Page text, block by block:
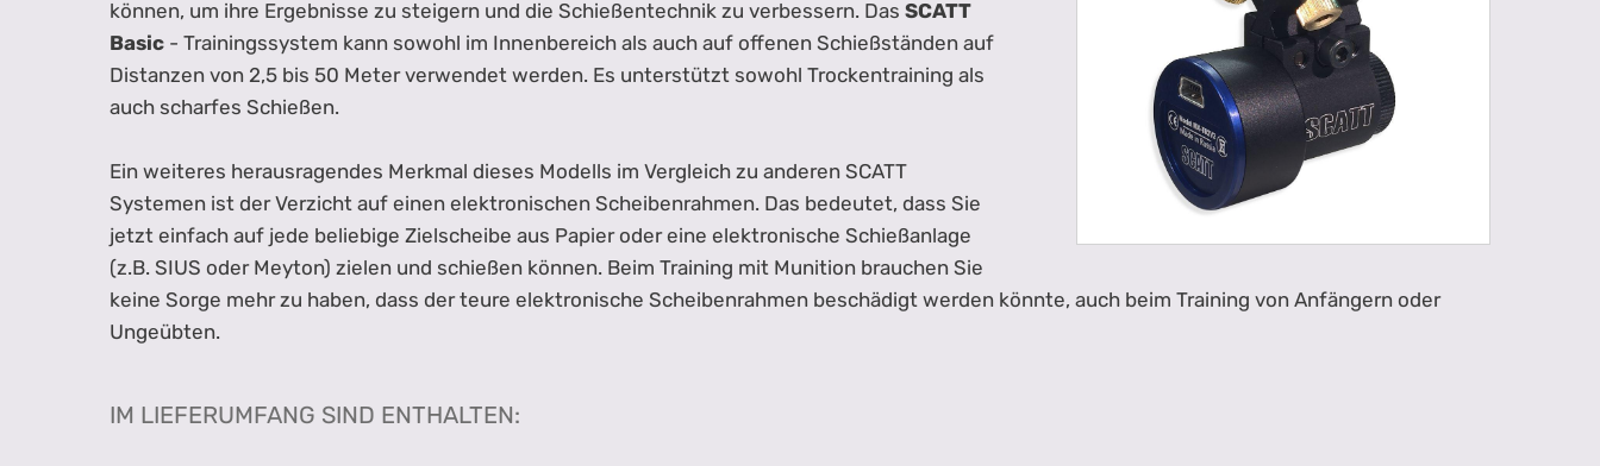
können, um ihre Ergebnisse zu steigern und die Schießentechnik zu verbessern. Das SCATT
Basic - Trainingssystem kann sowohl im Innenbereich als auch auf offenen Schießständen auf
Distanzen von 2,5 bis 50 Meter verwendet werden. Es unterstützt sowohl Trockentraining als
auch scharfes Schießen.
Ein weiteres herausragendes Merkmal dieses Modells im Vergleich zu anderen SCATT
Systemen ist der Verzicht auf einen elektronischen Scheibenrahmen. Das bedeutet, dass Sie
jetzt einfach auf jede beliebige Zielscheibe aus Papier oder eine elektronische Schießanlage
(z.B. SIUS oder Meyton) zielen und schießen können. Beim Training mit Munition brauchen Sie
keine Sorge mehr zu haben, dass der teure elektronische Scheibenrahmen beschädigt werden könnte, auch beim Training von Anfängern oder
Ungeübten.
IM LIEFERUMFANG SIND ENTHALTEN: